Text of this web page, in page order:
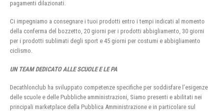
pagamenti dilazionati.
Ci impegniamo a consegnare i tuoi prodotti entro i tempi indicati al momento
della conferma del bozzetto, 20 giorni per i prodotti abbigliamento, 30 giorni
per i prodotti sublimati degli sport e 45 giorni per costumi e abbigliamento
ciclismo.
UN TEAM DEDICATO ALLE SCUOLE E LE PA
Decathlonclub ha sviluppato competenze specifiche per soddisfare l’esigenze
delle scuole e delle Pubbliche amministrazioni, Siamo presenti e abilitati nei
principali marketplace della Pubblica Amministrazione e in particolare sul